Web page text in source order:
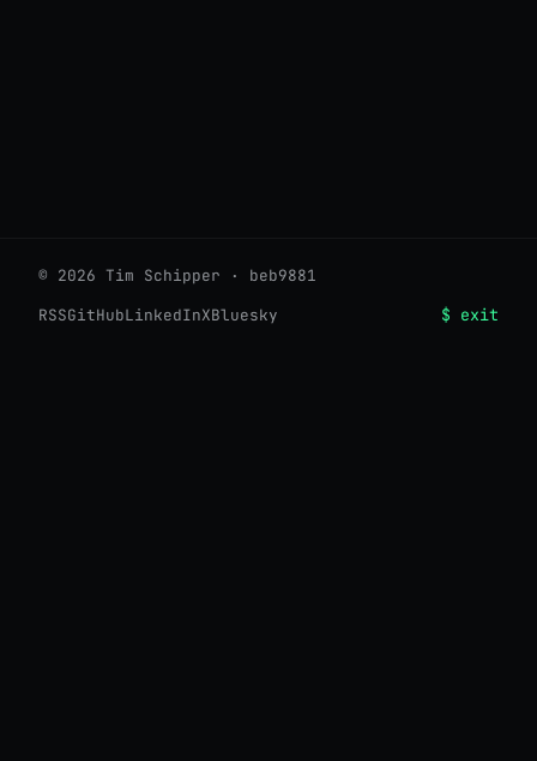
© 2026 Tim Schipper · beb9881
RSSGitHubLinkedInXBluesky $ exit